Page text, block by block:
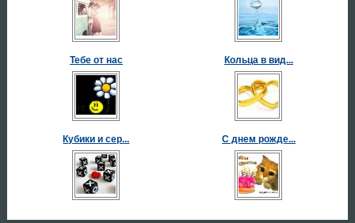
Тебе от нас Кольца в вид...
Кубики и сер... С днем рожде...